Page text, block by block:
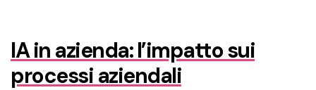
IA in azienda: l’impatto sui
processi aziendali